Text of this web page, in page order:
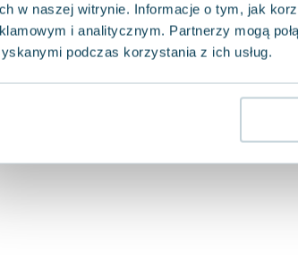
w naszej witrynie. Informacje o tym, jak
i analitycznym. Partnerzy mogą
podczas korzystania z ich usług.
i